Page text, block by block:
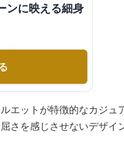
ンに映える細身
エットが特徴的なカジュ
さを感じさせないデザイ